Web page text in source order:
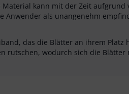
Material kann mit der Zeit
Anwender als unangenehm
das die Blätter an ihrem Platz
rutschen, wodurch sich die Blätter